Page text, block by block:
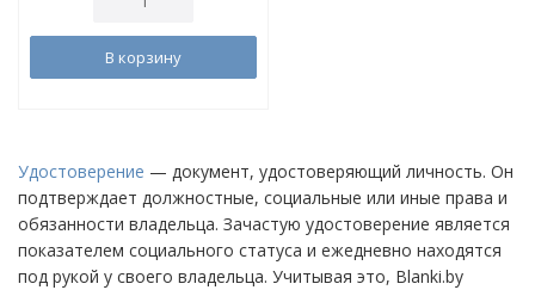
В корзину
Удостоверение — документ, удостоверяющий личность. Он
подтверждает должностные, социальные или иные права и
обязанности владельца. Зачастую удостоверение является
показателем социального статуса и ежедневно находятся
под рукой у своего владельца. Учитывая это, Blanki.by